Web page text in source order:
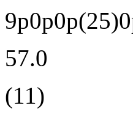
57.0
(11)